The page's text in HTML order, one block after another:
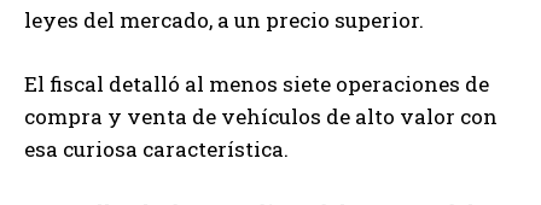
leyes del mercado, a un precio superior.
El fiscal detalló al menos siete operaciones de
compra y venta de vehículos de alto valor con
esa curiosa característica.